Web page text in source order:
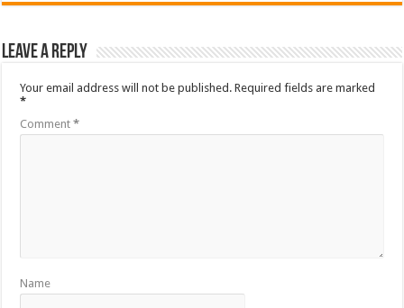
Leave a Reply
Your email address will not be published. Required fields are marked
*
Comment*
Name